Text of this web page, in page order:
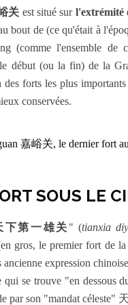
关 est situé sur l'extrémité
bout de (ce qu'était à
(comme l'ensemble de
début (ou la fin) de la
forts les plus
conservées.
SOUS LE
下第一雄关 " (tianxia
gros, le premier fort de
expression
qui se trouve "en dessous
par son "mandat céleste"